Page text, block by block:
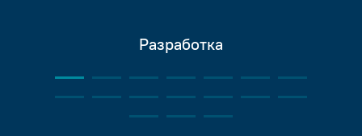
Разработка